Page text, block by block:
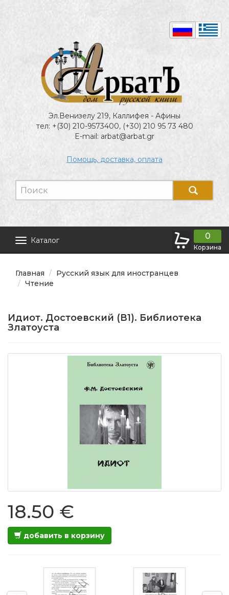
Эл.Венизелу 219, Каллифея - Афины
тел: +(30) 210-9573400, (+30) 210 95 73 480
E-mail: arbat@arbat.gr
Помощь, доставка, оплата
Каталог 0
Корзина
Главная
Русский язык для иностранцев
Чтение
Идиот. Достоевский (В1). Библиотека
Златоуста
18.50 €
добавить в корзину